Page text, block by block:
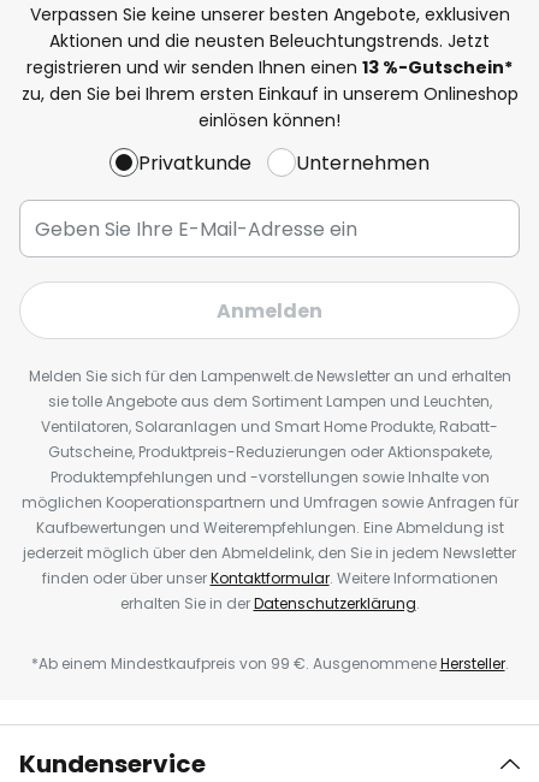
Verpassen Sie keine unserer besten Angebote, exklusiven
Aktionen und die neusten Beleuchtungstrends. Jetzt
registrieren und wir senden Ihnen einen 13 %-Gutschein*
zu, den Sie bei Ihrem ersten Einkauf in unserem Onlineshop
einlösen können!
Privatkunde Unternehmen
Anmelden
Melden Sie sich für den Lampenwelt.de Newsletter an und erhalten
sie tolle Angebote aus dem Sortiment Lampen und Leuchten,
Ventilatoren, Solaranlagen und Smart Home Produkte, Rabatt-
Gutscheine, Produktpreis-Reduzierungen oder Aktionspakete,
Produktempfehlungen und -vorstellungen sowie Inhalte von
möglichen Kooperationspartnern und Umfragen sowie Anfragen für
Kaufbewertungen und Weiterempfehlungen. Eine Abmeldung ist
jederzeit möglich über den Abmeldelink, den Sie in jedem Newsletter
finden oder über unserKontaktformular. Weitere Informationen
erhalten Sie in derDatenschutzerklärung.
*Ab einem Mindestkaufpreis von 99 €. AusgenommeneHersteller.
Kundenservice